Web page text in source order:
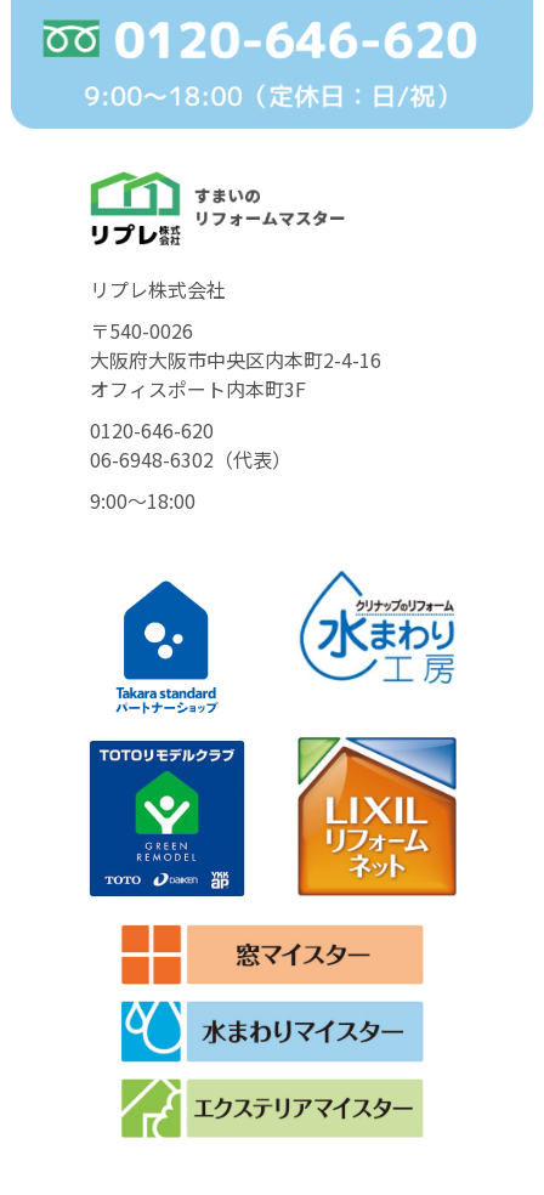
リプレ株式会社
〒540-0026
大阪府大阪市中央区内本町2-4-16
オフィスポート内本町3F
0120-646-620
06-6948-6302（代表）
9:00〜18:00